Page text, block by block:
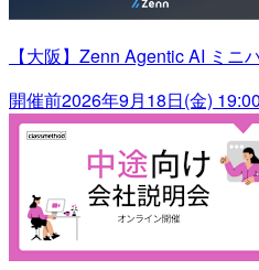
【大阪】Zenn Agentic AI ミ
開催前2026年9月18日(金) 19:00